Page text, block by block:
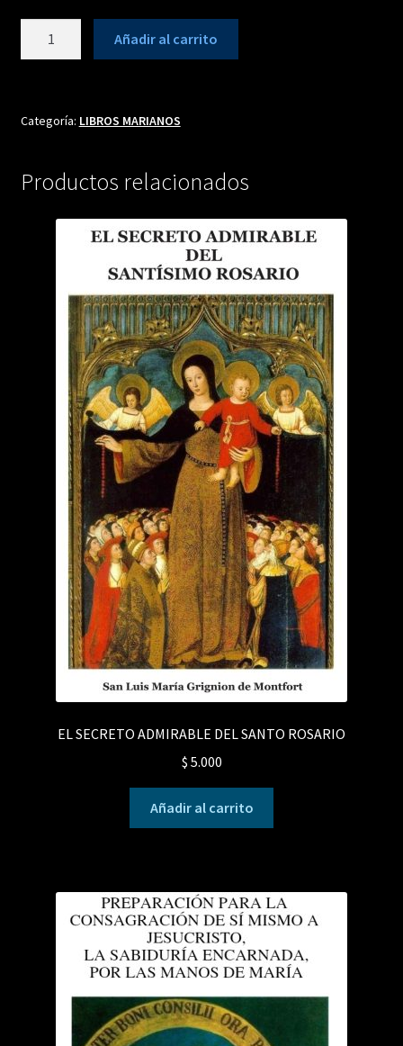
DEVOCIÓN
Añadir al carrito
Categoría: LIBROS MARIANOS
Productos relacionados
EL SECRETO ADMIRABLE DEL SANTO ROSARIO
$ 5.000
Añadir al carrito